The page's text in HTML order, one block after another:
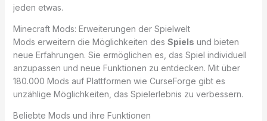
jeden etwas.
Minecraft Mods: Erweiterungen der Spielwelt
Mods erweitern die Möglichkeiten des Spiels und bieten
neue Erfahrungen. Sie ermöglichen es, das Spiel individuell
anzupassen und neue Funktionen zu entdecken. Mit über
180.000 Mods auf Plattformen wie CurseForge gibt es
unzählige Möglichkeiten, das Spielerlebnis zu verbessern.
Beliebte Mods und ihre Funktionen